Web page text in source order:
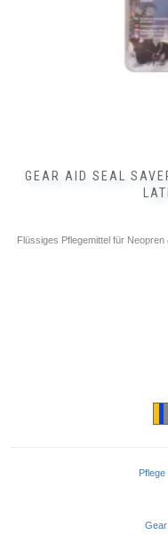
GEAR AID SEAL
Flüssiges Pflegemittel für
Gear